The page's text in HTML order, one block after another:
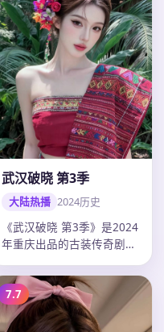
武汉破晓 第3季
大陆热播 2024历史
《武汉破晓 第3季》是2024
年重庆出品的古装传奇剧，
张…
7.7